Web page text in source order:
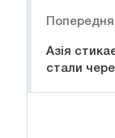
Азія
стали